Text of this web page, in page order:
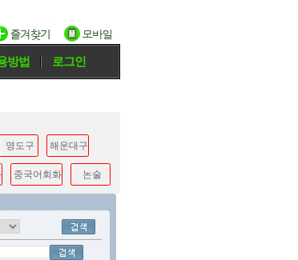
방법 로그인
영도구 해운대구
중국어회화 논술